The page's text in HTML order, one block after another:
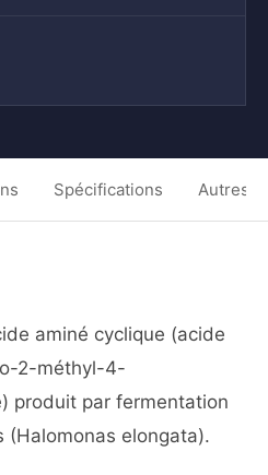
Spécifications Autres
aminé cyclique (acide
2-méthyl-4-
produit par fermentation
(Halomonas elongata).